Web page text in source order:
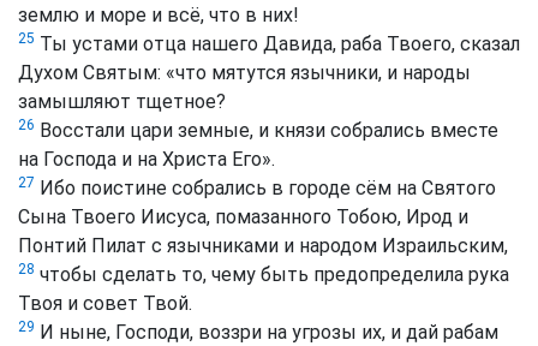
землю и море и всё, что в них!
25 Ты устами отца нашего Давида, раба Твоего, сказал
Духом Святым: «что мятутся язычники, и народы
замышляют тщетное?
26 Восстали цари земные, и князи собрались вместе
на Господа и на Христа Его».
27 Ибо поистине собрались в городе сём на Святого
Сына Твоего Иисуса, помазанного Тобою, Ирод и
Понтий Пилат с язычниками и народом Израильским,
28 чтобы сделать то, чему быть предопределила рука
Твоя и совет Твой.
29 И ныне, Господи, воззри на угрозы их, и дай рабам